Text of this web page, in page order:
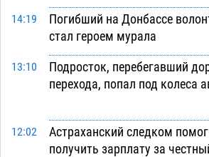
14:19
Погибший на Донбассе
стал героем мурала
13:10
Подросток, перебегавший
перехода, попал под колеса
12:02
Астраханский следком
получить зарплату за